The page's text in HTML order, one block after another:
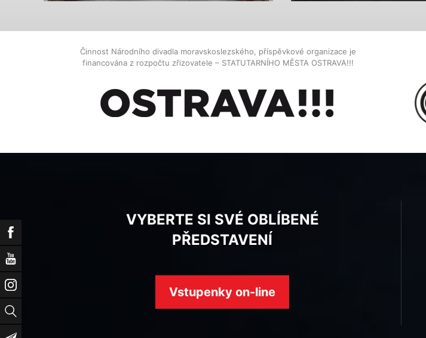
Facebook
YouTube
Instagram
Vyhledat
Činnost Národního divadla moravskoslezského, příspěvkové organizace je
financována z rozpočtu zřizovatele – STATUTARNÍHO MĚSTA OSTRAVA!!!
VYBERTE SI SVÉ OBLÍBENÉ
PŘEDSTAVENÍ
Vstupenky on-line